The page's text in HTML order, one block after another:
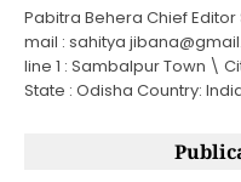
Pabitra Behera Chief Editor
mail : sahitya
line 1 : Sambalpur Town \
State : Odisha Country: